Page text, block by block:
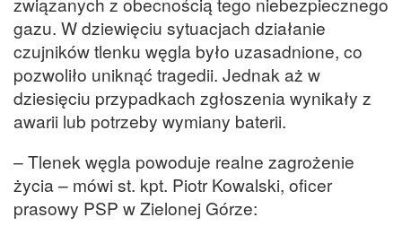
gazu. W dziewięciu sytuacjach działanie
czujników tlenku węgla było uzasadnione, co
pozwoliło uniknąć tragedii. Jednak aż w
dziesięciu przypadkach zgłoszenia wynikały z
awarii lub potrzeby wymiany baterii.
– Tlenek węgla powoduje realne zagrożenie
życia – mówi st. kpt. Piotr Kowalski, oficer
prasowy PSP w Zielonej Górze: